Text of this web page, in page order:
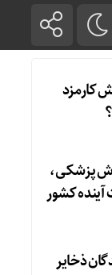
کارمزد
پزشکی،
کشور
ذخایر